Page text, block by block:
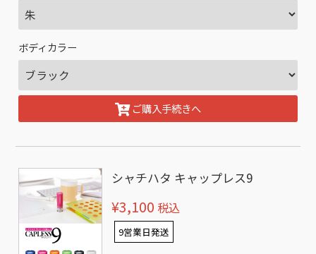
ボディカラー
ご購入手続きへ
シャチハタ キャップレス9
¥3,100 税込
9営業日発送